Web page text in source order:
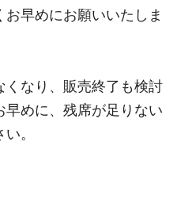
お早めにお願いいたしま
なり、販売終了も検討
早めに、残席が足りない
。